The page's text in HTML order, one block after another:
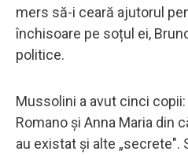
mers să-i ceară ajutorul
închisoare pe soțul ei,
politice.
Mussolini a avut cinci copii:
Romano și Anna Maria din
au existat și alte